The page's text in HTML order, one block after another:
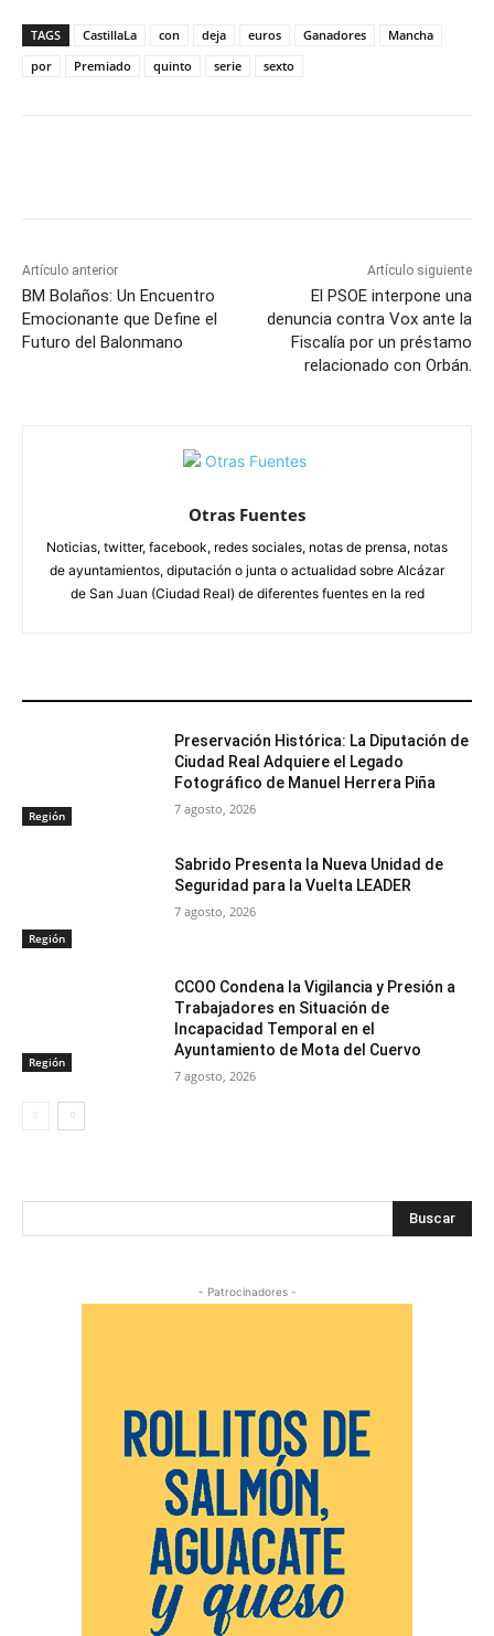
TAGS CastillaLa con deja euros Ganadores
Mancha
por
Premiado quinto serie sexto
Artículo anterior
BM Bolaños: Un Encuentro
Emocionante que Define el
Futuro del Balonmano
Artículo siguiente
El PSOE interpone una
denuncia contra Vox ante la
Fiscalía por un préstamo
relacionado con Orbán.
Otras Fuentes
Noticias, twitter, facebook, redes sociales, notas de prensa, notas
de ayuntamientos, diputación o junta o actualidad sobre Alcázar
de San Juan (Ciudad Real) de diferentes fuentes en la red
Región
Preservación Histórica: La Diputación de
Ciudad Real Adquiere el Legado
Fotográfico de Manuel Herrera Piña
7 agosto, 2026
Región
Sabrido Presenta la Nueva Unidad de
Seguridad para la Vuelta LEADER
7 agosto, 2026
Región
CCOO Condena la Vigilancia y Presión a
Trabajadores en Situación de
Incapacidad Temporal en el
Ayuntamiento de Mota del Cuervo
7 agosto, 2026
Buscar
- Patrocinadores -